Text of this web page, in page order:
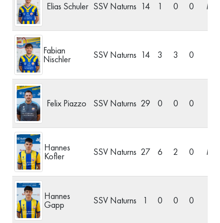
Elias Schuler SSV Naturns 14 1 0 0
Fabian
Nischler SSV Naturns 14 3 3 0
Felix Piazzo SSV Naturns 29 0 0 0
Hannes
Kofler SSV Naturns 27 6 2 0
Hannes
Gapp SSV Naturns 1 0 0 0